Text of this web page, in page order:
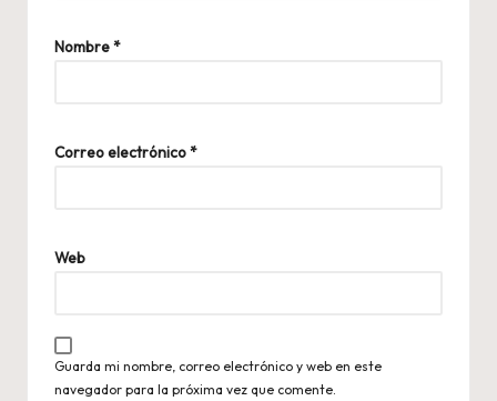
Nombre*
Correo electrónico*
Web
Guarda mi nombre, correo electrónico y web en este
navegador para la próxima vez que comente.